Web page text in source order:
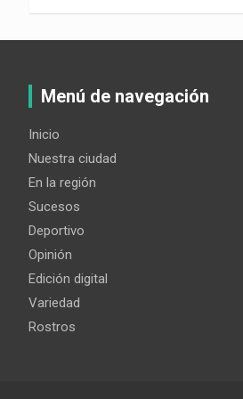
Menú de navegación
Inicio
Nuestra ciudad
En la región
Sucesos
Deportivo
Opinión
Edición digital
Variedad
Rostros